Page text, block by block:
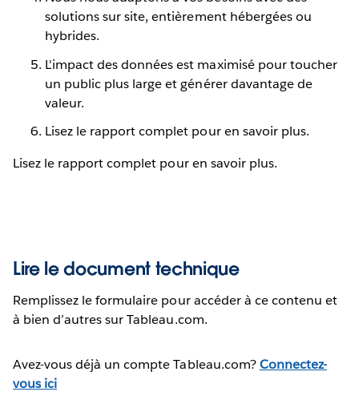
solutions sur site, entièrement hébergées ou
hybrides.
L'impact des données est maximisé pour toucher
un public plus large et générer davantage de
valeur.
Lisez le rapport complet pour en savoir plus.
Lisez le rapport complet pour en savoir plus.
Lire le document technique
Remplissez le formulaire pour accéder à ce contenu et
à bien d’autres sur Tableau.com.
Avez-vous déjà un compte Tableau.com?Connectez-
vous ici